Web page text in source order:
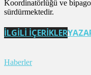
Koordinatörlüğü ve
sürdürmektedir.
İLGİLİ İÇERİKLER
Haberler